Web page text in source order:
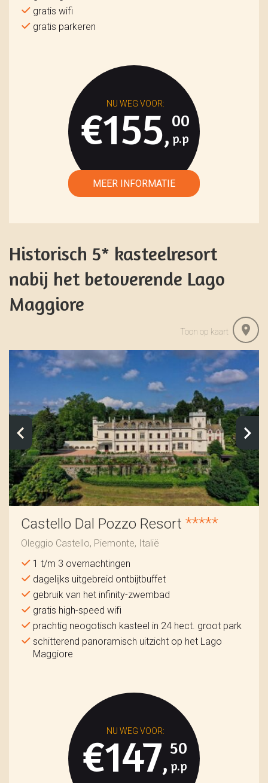
gratis wifi
gratis parkeren
€155,
00
Historisch 5* kasteelresort
nabij het betoverende Lago
Maggiore
Toon op kaart
Castello Dal Pozzo Resort *****
Oleggio Castello, Piemonte, Italië
1 t/m 3 overnachtingen
dagelijks uitgebreid ontbijtbuffet
gebruik van het infinity-zwembad
gratis high-speed wifi
prachtig neogotisch kasteel in 24 hect. groot park
schitterend panoramisch uitzicht op het Lago
Maggiore
€147,
50